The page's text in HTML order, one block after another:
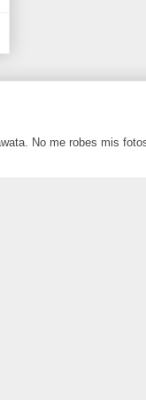
No me robes mis